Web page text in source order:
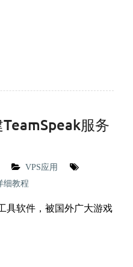
服务
VPS应用
细教程
具软件，被国外广大游戏